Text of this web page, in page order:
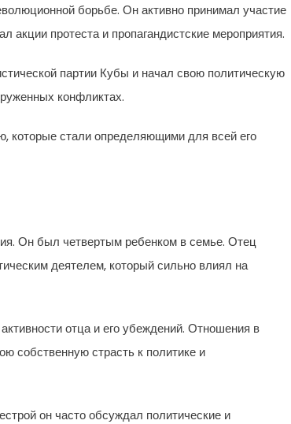
борьбе. Он активно принимал участие
акции протеста и пропагандистские мероприятия.
партии Кубы и начал свою политическую
конфликтах.
которые стали определяющими для всей его
Он был четвертым ребенком в семье. Отец
деятелем, который сильно влиял на
отца и его убеждений. Отношения в
собственную страсть к политике и
он часто обсуждал политические и